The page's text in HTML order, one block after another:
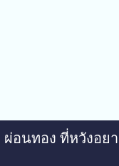
ผ่อนทอง ที่หวังอย